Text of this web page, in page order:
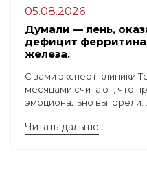
05.08.2026
Думали — лень,
дефицит
железа.
С вами эксперт клиники
месяцами считают, что
эмоционально выгорели.
Читать дальше